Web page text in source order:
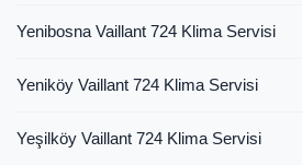
Yenibosna Vaillant 724 Klima Servisi
Yeniköy Vaillant 724 Klima Servisi
Yeşilköy Vaillant 724 Klima Servisi